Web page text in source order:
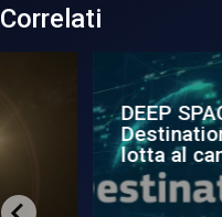
Correlati
Prova di fuoco per
Raptor